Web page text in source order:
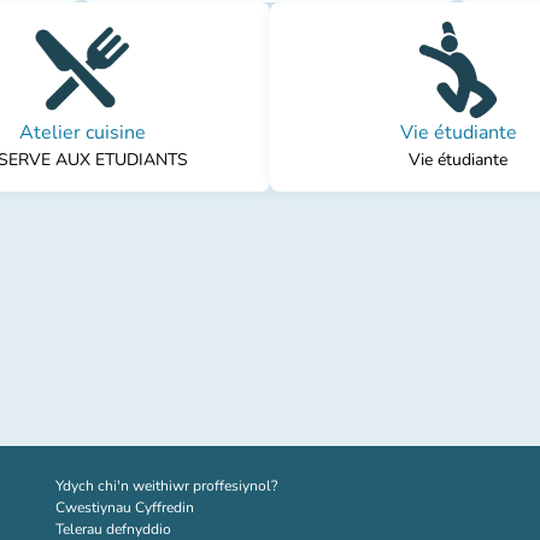
Atelier cuisine
AUX ETUDIANTS
Vie étudiante
Vie étudiante
Ydych chi'n weithiwr proffesiynol?(tab newydd)
Cwestiynau Cyffredin
Telerau defnyddio